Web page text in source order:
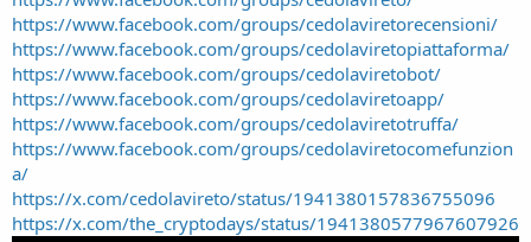
https://www.facebook.com/groups/cedolaviretorecensioni/
https://www.facebook.com/groups/cedolaviretopiattaforma/
https://www.facebook.com/groups/cedolaviretobot/
https://www.facebook.com/groups/cedolaviretoapp/
https://www.facebook.com/groups/cedolaviretotruffa/
https://www.facebook.com/groups/cedolaviretocomefunzion
a/
https://x.com/cedolavireto/status/1941380157836755096
https://x.com/the_cryptodays/status/1941380577967607926